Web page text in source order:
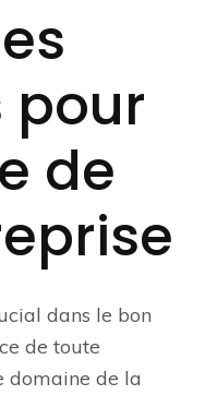
pour
de
dans le bon
de toute
domaine de la